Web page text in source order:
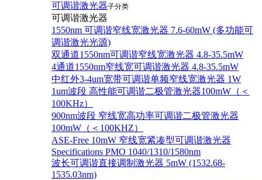
可调谐激光器子分类
可调谐激光器
1550nm 可调谐窄线宽激光器 7.6-60mW (多功能可
调谐激光光源)
双通道1550nm可调谐窄线宽激光器 4.8-35.5mW
4通道1550nm窄线宽可调谐激光器 4.8-35.5mW
中红外3-4um宽带可调谐单频窄线宽激光器 1W
1um波段 高性能可调谐二极管激光器100mW（＜
100KHz）
900nm波段 窄线宽高功率可调谐二极管激光器
100mW（＜100KHZ）
ASE-Free 10mW 窄线宽紧凑型可调谐激光器
Specifications PMO 1040/1310/1580nm
波长可调谐直接调制激光器 5mW (1532.68-
1535.03nm)